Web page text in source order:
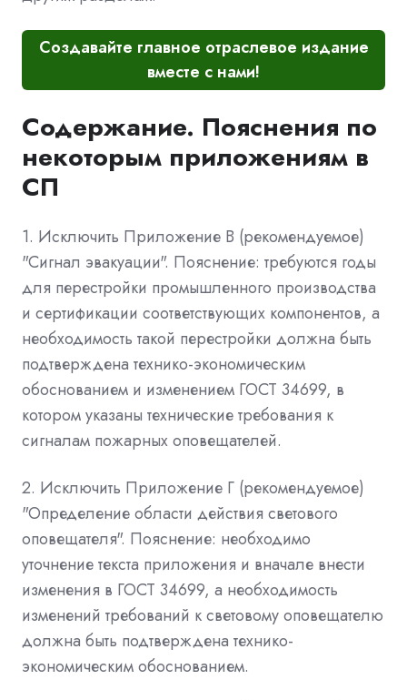
Создавайте главное отраслевое издание
вместе с нами!
Содержание. Пояснения по
некоторым приложениям в
СП
1. Исключить Приложение В (рекомендуемое)
"Сигнал эвакуации". Пояснение: требуются годы
для перестройки промышленного производства
и сертификации соответствующих компонентов, а
необходимость такой перестройки должна быть
подтверждена технико-экономическим
обоснованием и изменением ГОСТ 34699, в
котором указаны технические требования к
сигналам пожарных оповещателей.
2. Исключить Приложение Г (рекомендуемое)
"Определение области действия светового
оповещателя". Пояснение: необходимо
уточнение текста приложения и вначале внести
изменения в ГОСТ 34699, а необходимость
изменений требований к световому оповещателю
должна быть подтверждена технико-
экономическим обоснованием.